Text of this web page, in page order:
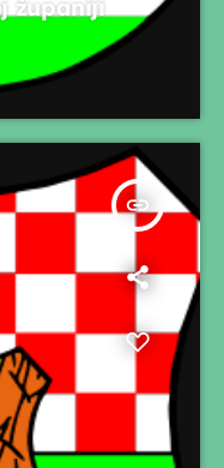
županiji
insert_link